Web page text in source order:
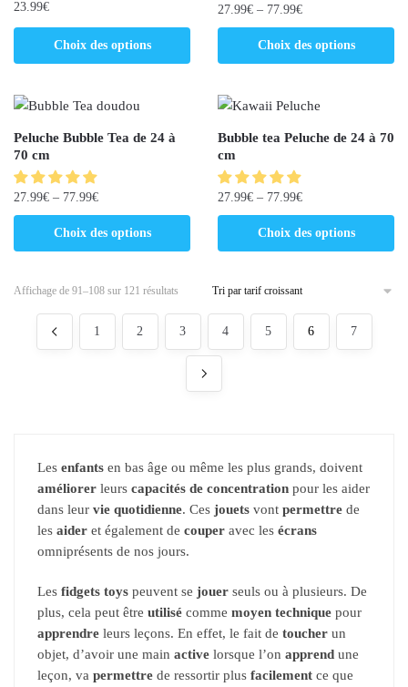
23.99€
Choix des options
27.99€ – 77.99€
Choix des options
Peluche Bubble Tea de 24 à
70 cm
27.99€ – 77.99€
Choix des options
Bubble tea Peluche de 24 à 70
cm
27.99€ – 77.99€
Choix des options
Affichage de 91–108 sur 121 résultats
1 2 3 4 5 6 7
Les enfants en bas âge ou même les plus grands, doivent
améliorer leurs capacités de concentration pour les aider
dans leur vie quotidienne. Ces jouets vont permettre de
les aider et également de couper avec les écrans
omniprésents de nos jours.
Les fidgets toys peuvent se jouer seuls ou à plusieurs. De
plus, cela peut être utilisé comme moyen technique pour
apprendre leurs leçons. En effet, le fait de toucher un
objet, d’avoir une main active lorsque l’on apprend une
leçon, va permettre de ressortir plus facilement ce que